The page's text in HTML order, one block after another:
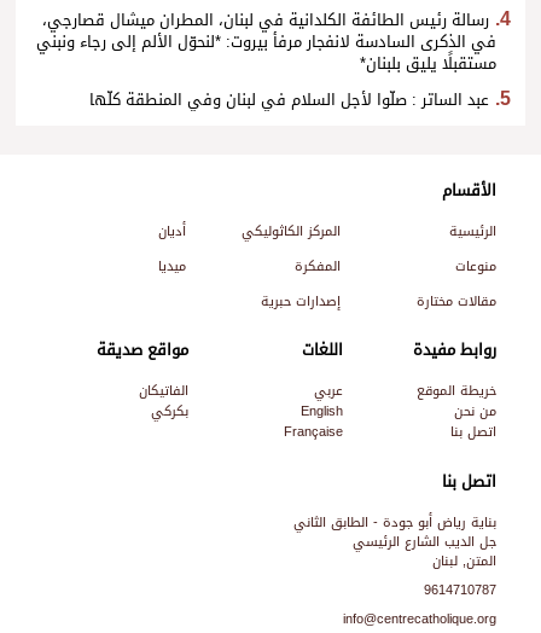
رسالة رئيس الطائفة الكلدانية في لبنان، المطران ميشال قصارجي،
في الذكرى السادسة لانفجار مرفأ بيروت: *لنحوّل الألم إلى رجاء ونبني
مستقبلًا يليق بلبنان*
عبد الساتر : صلّوا لأجل السلام في لبنان وفي المنطقة كلّها
اتصل بنا
بناية رياض أبو جودة - الطابق الثاني
جل الديب الشارع الرئيسي
المتن, لبنان
9614710787
info@centrecatholique.org
الأقسام
الرئيسية المركز الكاثوليكي
أديان
منوعات
المفكرة
ميديا
مقالات مختارة
إصدارات حبرية
روابط مفيدة
خريطة الموقع
من نحن
اتصل بنا
اللغات
عربي
English
Française
مواقع صديقة
الفاتيكان
بكركي